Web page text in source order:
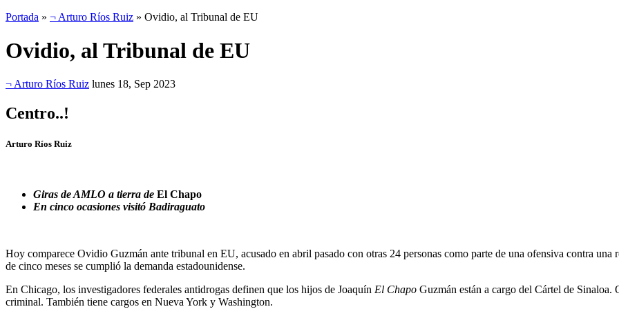
Portada » ¬ Arturo Ríos Ruiz » Ovidio, al Tribunal de EU
Ovidio, al Tribunal de EU
¬ Arturo Ríos Ruiz lunes 18, Sep 2023
Centro..!
Arturo Ríos Ruiz
Giras de AMLO a tierra de El Chapo
En cinco ocasiones visitó Badiraguato
Hoy comparece Ovidio Guzmán ante tribunal en EU, acusado en abril pasado con otras 24 personas como parte de una ofensiva contra
de cinco meses se cumplió la demanda estadounidense.
En Chicago, los investigadores federales antidrogas definen que los hijos de Joaquín El Chapo Guzmán están a cargo del Cártel de
criminal. También tiene cargos en Nueva York y Washington.